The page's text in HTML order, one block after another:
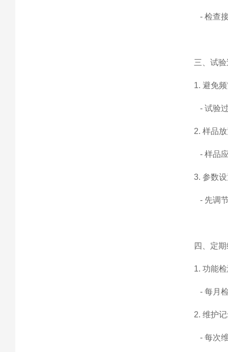
- 检查
三、试
1. 避免
- 试验
2. 样品
- 样品
3. 参数
- 先调
四、定
1. 功能
- 每月
2. 维护
- 每次